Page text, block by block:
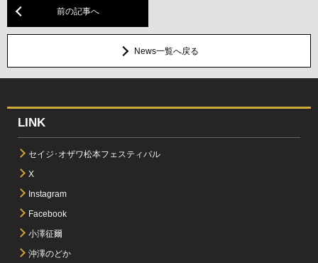
前の記事へ
News一覧へ戻る
LINK
セイジ･オザワ松本フェスティバル
X
Instagram
Facebook
小澤征爾
沖澤のどか